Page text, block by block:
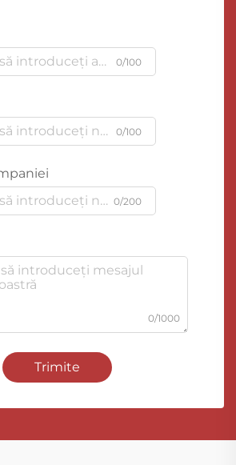
0/100
0/100
0/200
0/1000
Trimite